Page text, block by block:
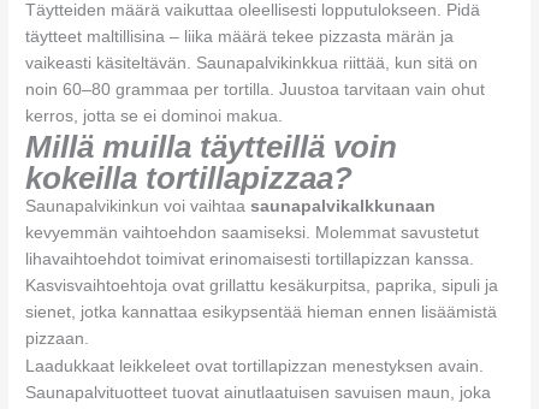
Täytteiden määrä vaikuttaa oleellisesti lopputulokseen. Pidä
täytteet maltillisina – liika määrä tekee pizzasta märän ja
vaikeasti käsiteltävän. Saunapalvikinkkua riittää, kun sitä on
noin 60–80 grammaa per tortilla. Juustoa tarvitaan vain ohut
kerros, jotta se ei dominoi makua.
Millä muilla täytteillä voin
kokeilla tortillapizzaa?
Saunapalvikinkun voi vaihtaasaunapalvikalkkunaan
kevyemmän vaihtoehdon saamiseksi. Molemmat savustetut
lihavaihtoehdot toimivat erinomaisesti tortillapizzan kanssa.
Kasvisvaihtoehtoja ovat grillattu kesäkurpitsa, paprika, sipuli ja
sienet, jotka kannattaa esikypsentää hieman ennen lisäämistä
pizzaan.
Laadukkaat leikkeleet ovat tortillapizzan menestyksen avain.
Saunapalvituotteet tuovat ainutlaatuisen savuisen maun, joka